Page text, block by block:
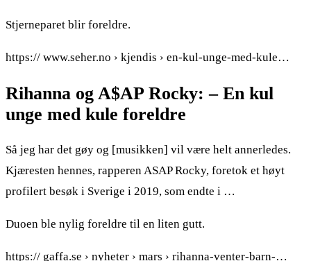
Stjerneparet blir foreldre.
https:// www.seher.no › kjendis › en-kul-unge-med-kule…
Rihanna og A$AP Rocky: – En kul
unge med kule foreldre
Så jeg har det gøy og [musikken] vil være helt annerledes.
Kjæresten hennes, rapperen ASAP Rocky, foretok et høyt
profilert besøk i Sverige i 2019, som endte i …
Duoen ble nylig foreldre til en liten gutt.
https:// gaffa.se › nyheter › mars › rihanna-venter-barn-…